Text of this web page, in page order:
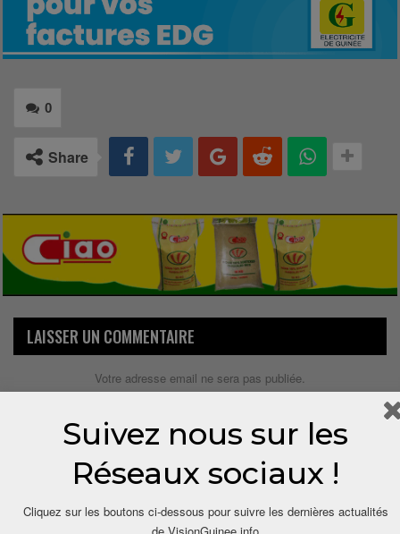
0
Share
LAISSER UN COMMENTAIRE
Votre adresse email ne sera pas publiée.
Suivez nous sur les
Réseaux sociaux !
Cliquez sur les boutons ci-dessous pour suivre les dernières actualités
de VisionGuinee.info